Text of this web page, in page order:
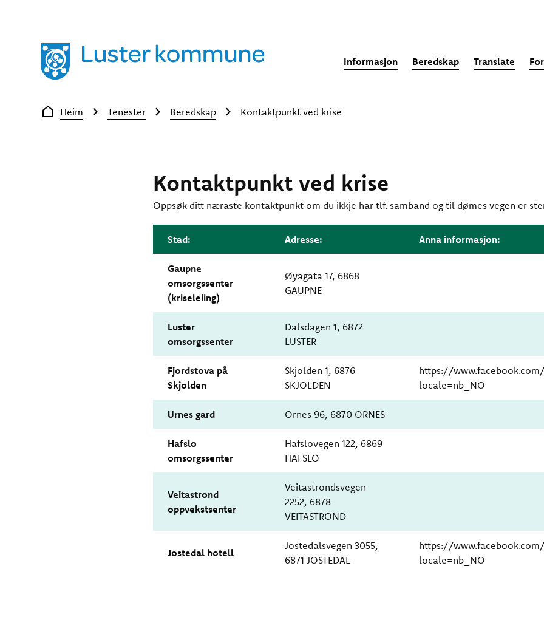
Informasjon Beredskap Translate
Du er her:
Heim Tenester Beredskap Kontaktpunkt ved krise
Kontaktpunkt ved krise
Oppsøk ditt næraste kontaktpunkt om du ikkje har tlf. samband og til dømes vegen er
Stad: Adresse: Anna informasjon:
Gaupne
omsorgssenter
(kriseleiing)
Øyagata 17, 6868
GAUPNE
Luster
omsorgssenter
Dalsdagen 1, 6872
LUSTER
Fjordstova på
Skjolden
Skjolden 1, 6876
SKJOLDEN
https://
locale=nb_NO
Urnes gard Ornes 96, 6870 ORNES
Hafslo
omsorgssenter
Hafslovegen 122, 6869
HAFSLO
Veitastrond
oppvekstsenter
Veitastrondsvegen
2252, 6878
VEITASTROND
Jostedal hotell
Jostedalsvegen 3055,
6871 JOSTEDAL
https://
locale=nb_NO